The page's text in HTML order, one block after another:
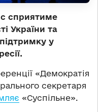
сприятиме
України та
у
«Демократія
секретаря
«Суспільне».